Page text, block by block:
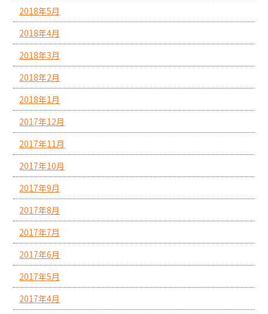
2018年5月
2018年4月
2018年3月
2018年2月
2018年1月
2017年12月
2017年11月
2017年10月
2017年9月
2017年8月
2017年7月
2017年6月
2017年5月
2017年4月